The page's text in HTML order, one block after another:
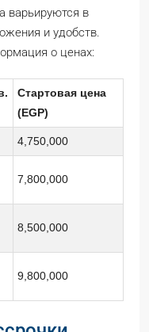
варьируются в
и удобств.
о ценах:
Стартовая цена
(EGP)
4,750,000
7,800,000
8,500,000
9,800,000